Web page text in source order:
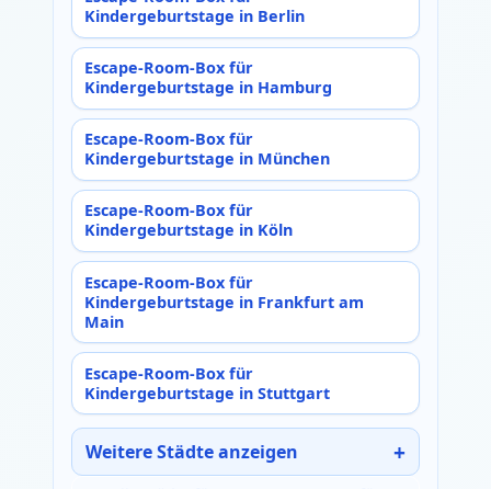
Kindergeburtstage in Berlin
Escape-Room-Box für
Kindergeburtstage in Hamburg
Escape-Room-Box für
Kindergeburtstage in München
Escape-Room-Box für
Kindergeburtstage in Köln
Escape-Room-Box für
Kindergeburtstage in Frankfurt am
Main
Escape-Room-Box für
Kindergeburtstage in Stuttgart
Weitere Städte anzeigen